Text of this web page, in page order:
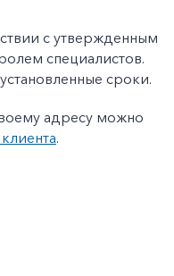
с утвержденным
специалистов.
сроки.
адресу можно
.